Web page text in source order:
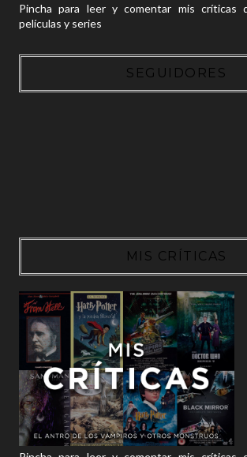
Pincha para leer y comentar mis críticas
películas y series
SEGUIDORES
MIS CRÍTICAS